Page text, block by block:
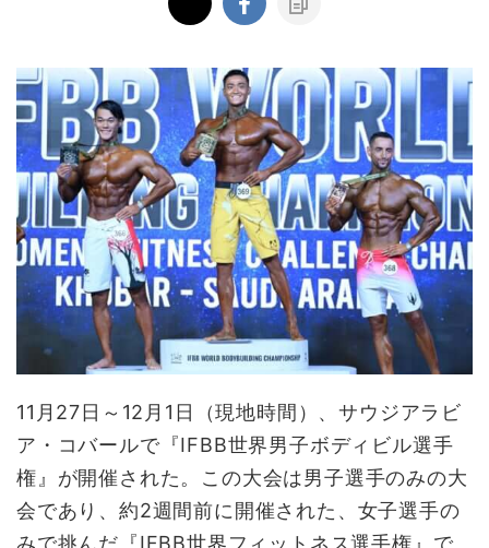
11月27日～12月1日（現地時間）、サウジアラビ
ア・コバールで『IFBB世界男子ボディビル選手
権』が開催された。この大会は男子選手のみの大
会であり、約2週間前に開催された、女子選手の